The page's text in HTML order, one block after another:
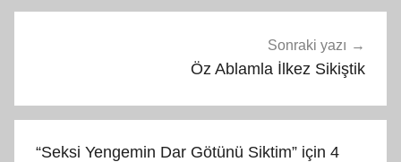
Sonraki yazı
Öz Ablamla İlkez Sikiştik
“Seksi Yengemin Dar Götünü Siktim” için 4